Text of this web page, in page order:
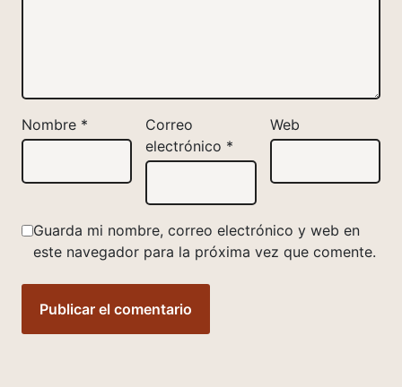
Nombre *
Correo
electrónico *
Web
Guarda mi nombre, correo electrónico y web en
este navegador para la próxima vez que comente.